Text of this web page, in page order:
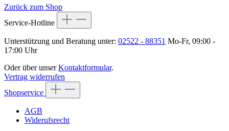
Zurück zum Shop
Service-Hotline
Unterstützung und Beratung unter: 02522 - 88351 Mo-Fr, 09:00 -
17:00 Uhr
Oder über unserKontaktformular.
Vertrag widerrufen
Shopservice
AGB
Widerufsrecht